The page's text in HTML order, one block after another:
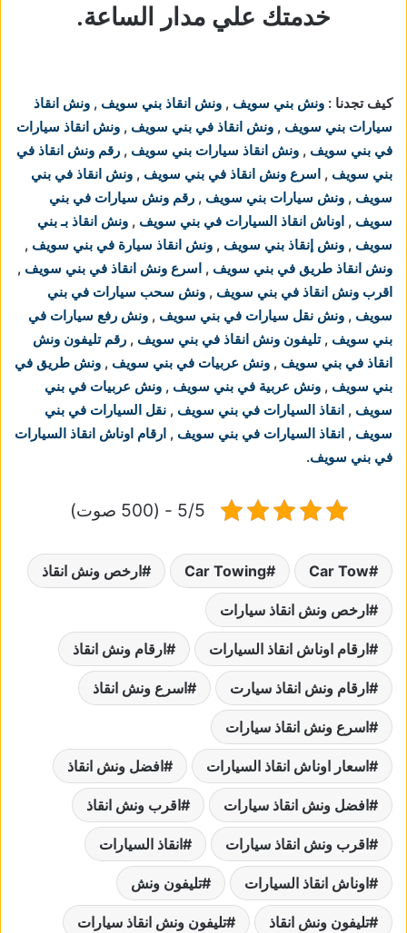
خدمتك علي مدار الساعة.
كيف تجدنا : ونش بني سويف , ونش انقاذ بني سويف , ونش انقاذ
سيارات بني سويف , ونش انقاذ في بني سويف , ونش انقاذ سيارات
في بني سويف , ونش انقاذ سيارات بني سويف , رقم ونش انقاذ في
بني سويف , اسرع ونش انقاذ في بني سويف , ونش انقاذ في بني
سويف , ونش سيارات بني سويف , رقم ونش سيارات في بني
سويف , اوناش انقاذ السيارات في بني سويف , ونش انقاذ بـ بني
سويف , ونش إنقاذ بني سويف , ونش انقاذ سيارة في بني سويف ,
ونش انقاذ طريق في بني سويف , اسرع ونش انقاذ في بني سويف ,
اقرب ونش انقاذ في بني سويف , ونش سحب سيارات في بني
سويف , ونش نقل سيارات في بني سويف , ونش رفع سيارات في
بني سويف ,تليفون ونش انقاذ في بني سويف , رقم تليفون ونش
انقاذ في بني سويف , ونش عربيات في بني سويف , ونش طريق في
بني سويف , ونش عربية في بني سويف , ونش عربيات في بني
سويف , انقاذ السيارات في بني سويف , نقل السيارات في بني
سويف , انقاذ السيارات في بني سويف , ارقام اوناش انقاذ السيارات
في بني سويف.
5/5 - (500 صوت)
Car Tow
Car Towing ارخص ونش انقاذ
ارخص ونش انقاذ سيارات
ارقام اوناش انقاذ السيارات ارقام ونش انقاذ
ارقام ونش انقاذ سيارت اسرع ونش انقاذ
اسرع ونش انقاذ سيارات
اسعار اوناش انقاذ السيارات افضل ونش انقاذ
افضل ونش انقاذ سيارات اقرب ونش انقاذ
اقرب ونش انقاذ سيارات انقاذ السيارات
اوناش انقاذ السيارات تليفون ونش
تليفون ونش انقاذ تليفون ونش انقاذ سيارات